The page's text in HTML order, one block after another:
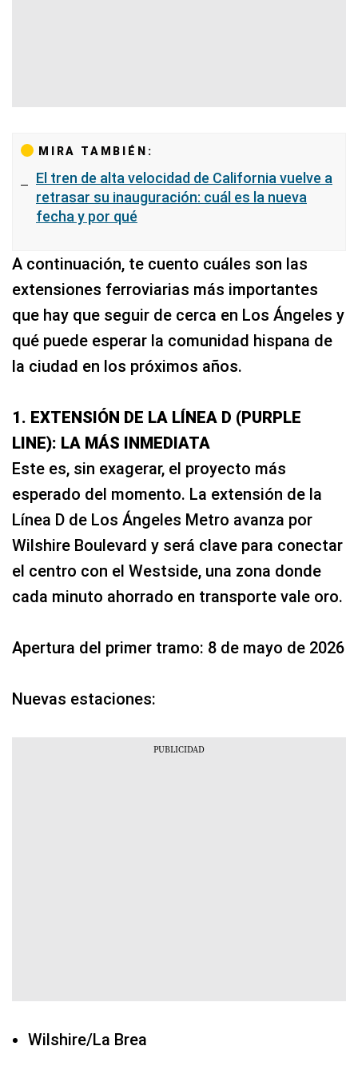
MIRA TAMBIÉN:
El tren de alta velocidad de California vuelve a
retrasar su inauguración: cuál es la nueva
fecha y por qué
A continuación, te cuento cuáles son las
extensiones ferroviarias más importantes
que hay que seguir de cerca en Los Ángeles y
qué puede esperar la comunidad hispana de
la ciudad en los próximos años.
1. EXTENSIÓN DE LA LÍNEA D (PURPLE
LINE): LA MÁS INMEDIATA
Este es, sin exagerar, el proyecto más
esperado del momento. La extensión de la
Línea D de Los Ángeles Metro avanza por
Wilshire Boulevard y será clave para conectar
el centro con el Westside, una zona donde
cada minuto ahorrado en transporte vale oro.
Apertura del primer tramo: 8 de mayo de 2026
Nuevas estaciones:
Wilshire/La Brea